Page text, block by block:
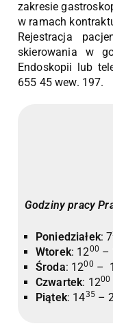
zakresie
w ramach
Rejestracja
skierowania w
Endoskopii lub
655 45 wew. 197.
Godziny pracy
Poniedziałek: 7
Wtorek: 1200 –
Środa: 1200 –
Czwartek: 1200
Piątek: 1435–